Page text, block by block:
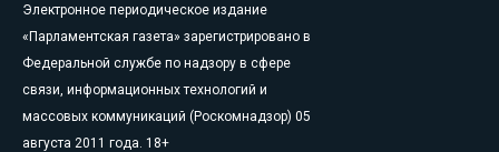
Электронное периодическое издание
«Парламентская газета» зарегистрировано в
Федеральной службе по надзору в сфере
связи, информационных технологий и
массовых коммуникаций (Роскомнадзор) 05
августа 2011 года. 18+